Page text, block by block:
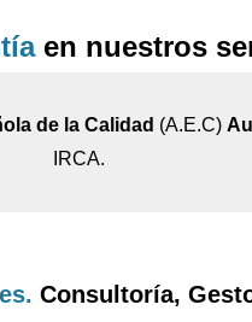
en nuestros
de la Calidad (A.E.C)
IRCA.
Consultoría,